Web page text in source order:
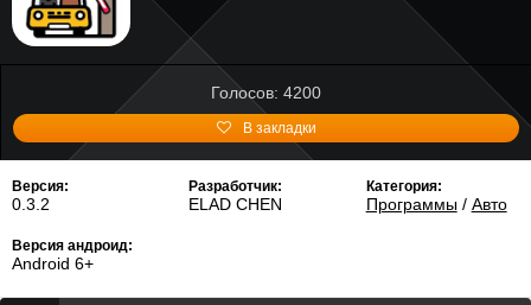
Голосов: 4200
В закладки
Версия:
0.3.2
Разработчик:
ELAD CHEN
Категория:
Программы/ Авто
Версия андроид:
Android 6+